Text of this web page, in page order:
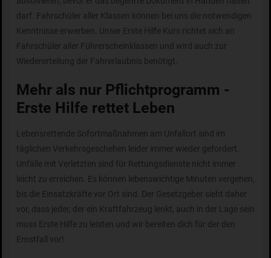
darf. Fahrschüler aller Klassen können bei uns die notwendigen
Kenntnisse erwerben. Unser Erste Hilfe Kurs richtet sich an
Fahrschüler aller Führerscheinklassen und wird auch zur
Wiedererteilung der Fahrerlaubnis benötigt.
Mehr als nur Pflichtprogramm -
Erste Hilfe rettet Leben
Lebensrettende Sofortmaßnahmen am Unfallort sind im
täglichen Verkehrsgeschehen leider immer wieder gefordert.
Unfälle mit Verletzten sind für Rettungsdienste nicht immer
leicht zu erreichen. Es können lebenswichtige Minuten vergehen,
bis die Einsatzkräfte vor Ort sind. Der Gesetzgeber sieht daher
vor, dass jeder, der ein Kraftfahrzeug lenkt, auch in der Lage sein
muss Erste Hilfe zu leisten und wir bereiten dich für der den
Ernstfall vor!